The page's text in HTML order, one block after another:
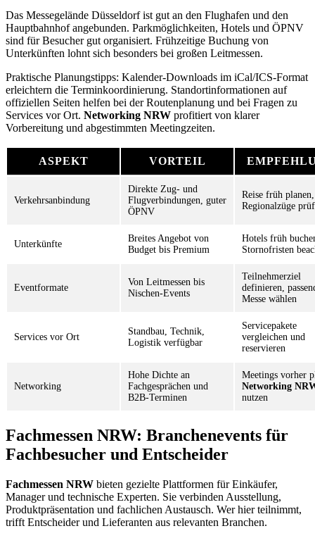
Das Messegelände Düsseldorf ist gut an den Flughafen und den
Hauptbahnhof angebunden. Parkmöglichkeiten, Hotels und ÖPNV
sind für Besucher gut organisiert. Frühzeitige Buchung von
Unterkünften lohnt sich besonders bei großen Leitmessen.
Praktische Planungstipps: Kalender-Downloads im iCal/ICS-Format
erleichtern die Terminkoordinierung. Standortinformationen auf
offiziellen Seiten helfen bei der Routenplanung und bei Fragen zu
Services vor Ort. Networking NRW profitiert von klarer
Vorbereitung und abgestimmten Meetingzeiten.
ASPEKT VORTEIL
Verkehrsanbindung
Direkte Zug- und
Flugverbindungen, guter
ÖPNV
Reise früh planen,
Regionalzüge
Unterkünfte
Breites Angebot von
Budget bis Premium
Hotels früh
Stornofristen
Eventformate
Von Leitmessen bis
Nischen-Events
Teilnehmerziel
definieren,
Messe wählen
Services vor Ort
Standbau, Technik,
Logistik verfügbar
Servicepakete
vergleichen und
reservieren
Networking
Hohe Dichte an
Fachgesprächen und
B2B-Terminen
Meetings vorher
Networking
nutzen
Fachmessen NRW: Branchenevents für
Fachbesucher und Entscheider
Fachmessen NRW bieten gezielte Plattformen für Einkäufer,
Manager und technische Experten. Sie verbinden Ausstellung,
Produktpräsentation und fachlichen Austausch. Wer hier teilnimmt,
trifft Entscheider und Lieferanten aus relevanten Branchen.